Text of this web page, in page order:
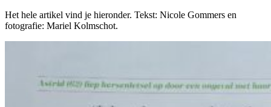
Het hele artikel vind je hieronder. Tekst: Nicole Gommers en
fotografie: Mariel Kolmschot.